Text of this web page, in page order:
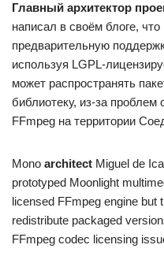
Главный архитектор
написал в своём блоге,
предварительную
используя LGPL-
может распространять
библиотеку, из-за проблем
FFmpeg на территории
Mono architect Miguel de
prototyped Moonlight
licensed FFmpeg engine but
redistribute packaged
FFmpeg codec licensing